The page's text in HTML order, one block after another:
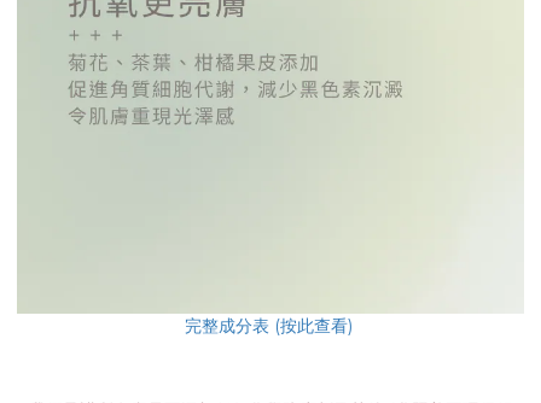
完整成分表 (按此查看)